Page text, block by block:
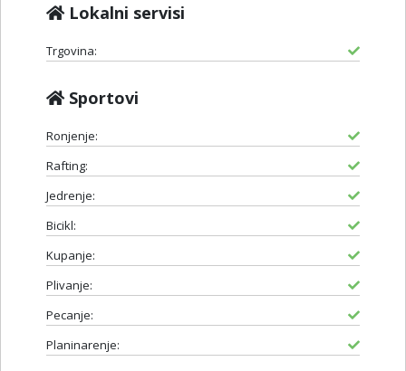
Lokalni servisi
Trgovina:
Sportovi
Ronjenje:
Rafting:
Jedrenje:
Bicikl:
Kupanje:
Plivanje:
Pecanje:
Planinarenje: